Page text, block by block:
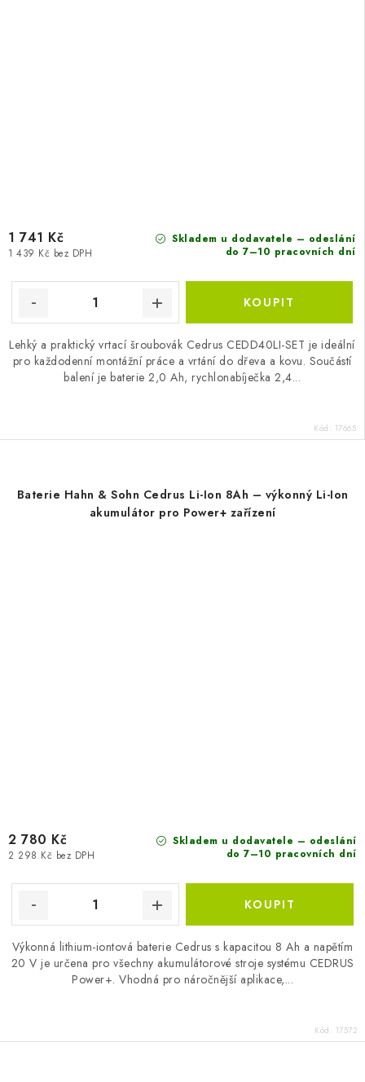
Skladem u dodavatele – odeslání
do 7–10 pracovních dní
1 439 Kč bez DPH
1 741 Kč
Lehký a praktický vrtací šroubovák Cedrus CEDD40LI-SET je ideální
pro každodenní montážní práce a vrtání do dřeva a kovu. Součástí
balení je baterie 2,0 Ah, rychlonabíječka 2,4...
Kód: 17665
Baterie Hahn & Sohn Cedrus Li-Ion 8Ah – výkonný Li-Ion
akumulátor pro Power+ zařízení
Skladem u dodavatele – odeslání
do 7–10 pracovních dní
2 298 Kč bez DPH
2 780 Kč
Výkonná lithium-iontová baterie Cedrus s kapacitou 8 Ah a napětím
20 V je určena pro všechny akumulátorové stroje systému CEDRUS
Power+. Vhodná pro náročnější aplikace,...
Kód: 17572